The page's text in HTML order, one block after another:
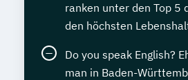
ranken unter den Top 5
den höchsten
Do you speak English?
man in Baden-